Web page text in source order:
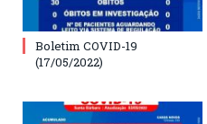
Boletim COVID-19
(17/05/2022)